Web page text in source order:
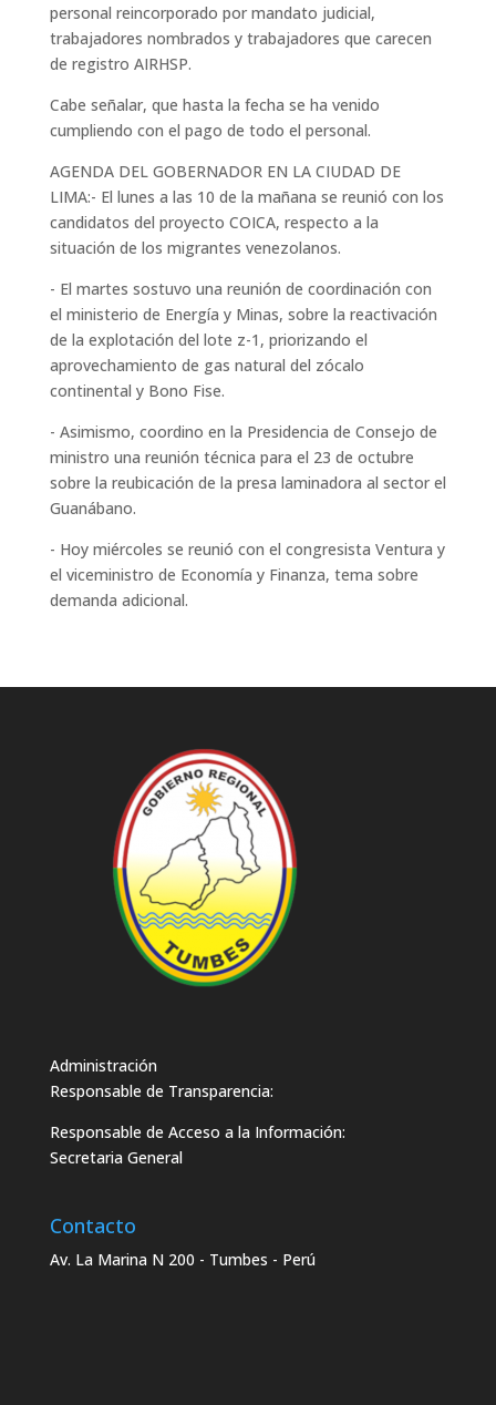
personal reincorporado por mandato judicial,
trabajadores nombrados y trabajadores que carecen
de registro AIRHSP.
Cabe señalar, que hasta la fecha se ha venido
cumpliendo con el pago de todo el personal.
AGENDA DEL GOBERNADOR EN LA CIUDAD DE
LIMA:- El lunes a las 10 de la mañana se reunió con los
candidatos del proyecto COICA, respecto a la
situación de los migrantes venezolanos.
- El martes sostuvo una reunión de coordinación con
el ministerio de Energía y Minas, sobre la reactivación
de la explotación del lote z-1, priorizando el
aprovechamiento de gas natural del zócalo
continental y Bono Fise.
- Asimismo, coordino en la Presidencia de Consejo de
ministro una reunión técnica para el 23 de octubre
sobre la reubicación de la presa laminadora al sector el
Guanábano.
- Hoy miércoles se reunió con el congresista Ventura y
el viceministro de Economía y Finanza, tema sobre
demanda adicional.
Administración
Responsable de Transparencia:
Responsable de Acceso a la Información:
Secretaria General
Contacto
Av. La Marina N 200 - Tumbes - Perú